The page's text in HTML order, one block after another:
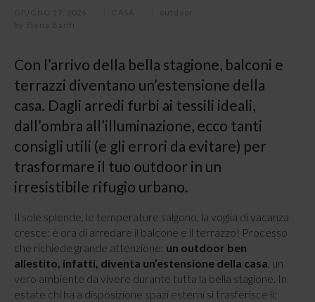
GIUGNO 17, 2026 CASA
outdoor
Elena Banfi
Con l’arrivo della bella stagione, balconi e
terrazzi diventano un’estensione della
casa. Dagli arredi furbi ai tessili ideali,
dall’ombra all’illuminazione, ecco tanti
consigli utili (e gli errori da evitare) per
trasformare il tuo outdoor in un
irresistibile rifugio urbano.
Il sole splende, le temperature salgono, la voglia di vacanza
cresce: è ora di arredare il balcone e il terrazzo! Processo
che richiede grande attenzione: un outdoor ben
allestito, infatti, diventa un’estensione della casa , un
vero ambiente da vivere durante tutta la bella stagione. In
estate chi ha a disposizione spazi esterni si trasferisce lì: